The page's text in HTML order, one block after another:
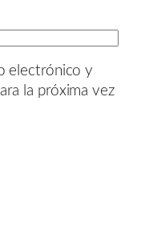
electrónico y
la próxima vez